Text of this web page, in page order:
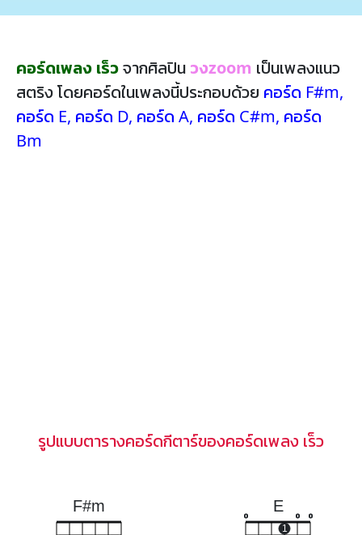
คอร์ดเพลง เร็วจากศิลปิน วงzoom เป็นเพลงแนว
สตริง โดยคอร์ดในเพลงนี้ประกอบด้วย คอร์ด F#m,
คอร์ด E, คอร์ด D, คอร์ด A, คอร์ด C#m, คอร์ด
Bm
รูปแบบตารางคอร์ดกีตาร์ของคอร์ดเพลง เร็ว
F#m E
o
1
o o